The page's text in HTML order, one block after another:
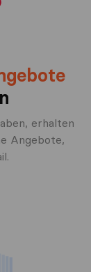
erhalten
Angebote,